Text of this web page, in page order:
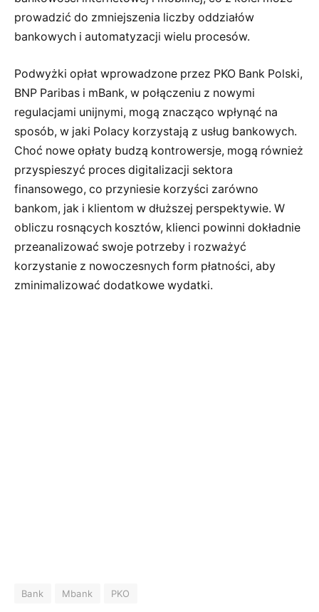
prowadzić do zmniejszenia liczby oddziałów
bankowych i automatyzacji wielu procesów.
Podwyżki opłat wprowadzone przez PKO Bank Polski,
BNP Paribas i mBank, w połączeniu z nowymi
regulacjami unijnymi, mogą znacząco wpłynąć na
sposób, w jaki Polacy korzystają z usług bankowych.
Choć nowe opłaty budzą kontrowersje, mogą również
przyspieszyć proces digitalizacji sektora
finansowego, co przyniesie korzyści zarówno
bankom, jak i klientom w dłuższej perspektywie. W
obliczu rosnących kosztów, klienci powinni dokładnie
przeanalizować swoje potrzeby i rozważyć
korzystanie z nowoczesnych form płatności, aby
zminimalizować dodatkowe wydatki.
Bank Mbank PKO